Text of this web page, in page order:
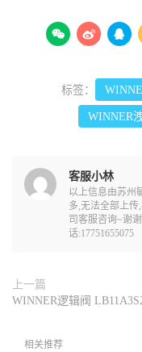
  
标签：
WINNER
客服小林
以上信息由苏州
多,无法全部上
司客服咨询~谢
话:17751655075
上一篇
WINNER逻辑阀
相关推荐